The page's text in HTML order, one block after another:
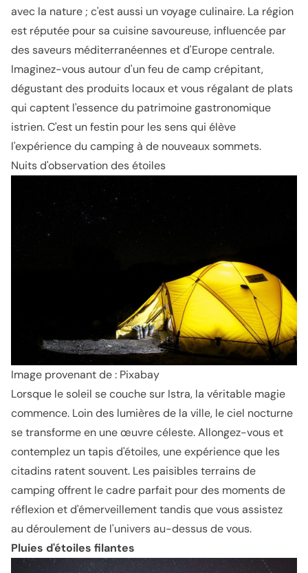
avec la nature ; c'est aussi un voyage culinaire. La région
est réputée pour sa cuisine savoureuse, influencée par
des saveurs méditerranéennes et d'Europe centrale.
Imaginez-vous autour d'un feu de camp crépitant,
dégustant des produits locaux et vous régalant de plats
qui captent l'essence du patrimoine gastronomique
istrien. C'est un festin pour les sens qui élève
l'expérience du camping à de nouveaux sommets.
Nuits d'observation des étoiles
Image provenant de : Pixabay
Lorsque le soleil se couche sur Istra, la véritable magie
commence. Loin des lumières de la ville, le ciel nocturne
se transforme en une œuvre céleste. Allongez-vous et
contemplez un tapis d'étoiles, une expérience que les
citadins ratent souvent. Les paisibles terrains de
camping offrent le cadre parfait pour des moments de
réflexion et d'émerveillement tandis que vous assistez
au déroulement de l'univers au-dessus de vous.
Pluies d'étoiles filantes